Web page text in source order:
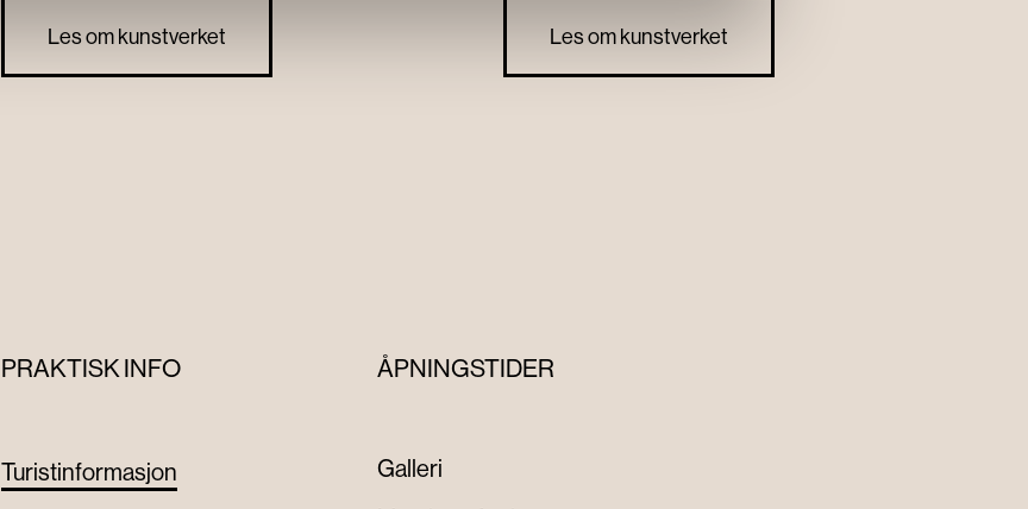
Les om kunstverket Les om kunstverket
PRAKTISK INFO
Turistinformasjon
ÅPNINGSTIDER
Galleri